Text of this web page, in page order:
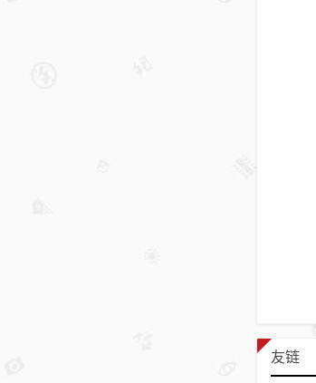
友链